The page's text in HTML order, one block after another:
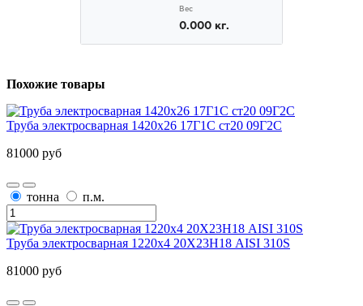
Похожие товары
Труба электросварная 1420х26 17Г1С ст20 09Г2С
81000 руб
тонна п.м.
Труба электросварная 1220х4 20Х23Н18 AISI 310S
81000 руб